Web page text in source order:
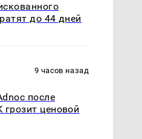
до 44 дней
9 часов назад
после
ценовой